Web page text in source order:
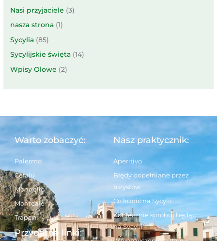
Nasi przyjaciele (3)
nasza strona (1)
Sycylia (85)
Sycylijskie święta (14)
Wpisy Olowe (2)
Warto zobaczyć:
Palermo
Cefalu
Mondello
Monreale
Trapani
Nasz praktycznik:
Aperitivo
Błędy popełniane przez
turystów
Co kupić na Sycylii
Koniecznie spróbuj będąc
na Sycylii
Przydatne linki: